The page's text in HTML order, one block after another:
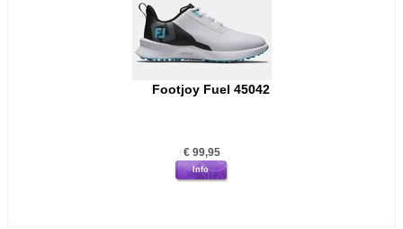
Footjoy Fuel 45042
€ 99,95
Info